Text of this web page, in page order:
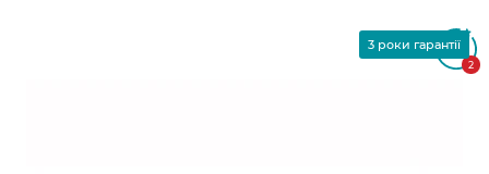
5
2
3 роки гарантії